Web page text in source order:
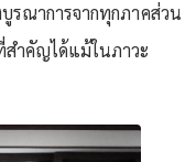
รณาการจากทุกภาคส่วน
สำคัญได้แม้ในภาวะ